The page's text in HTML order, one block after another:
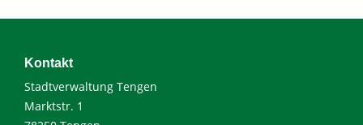
Kontakt
Stadtverwaltung Tengen
Marktstr. 1